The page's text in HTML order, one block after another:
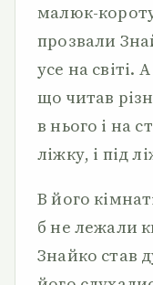
малюк-
прозвали
усе на світі.
що читав
в нього і на
ліжку, і під
В його
б не лежали
Знайко став